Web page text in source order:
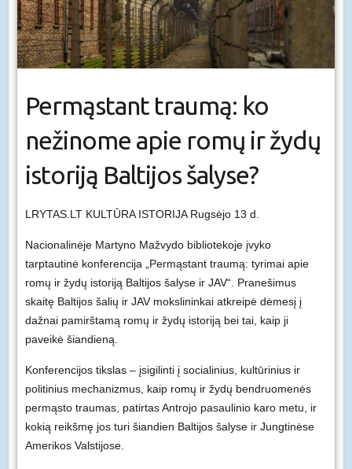
Permąstant traumą: ko
nežinome apie romų ir žydų
istoriją Baltijos šalyse?
LRYTAS.LT KULTŪRA ISTORIJA Rugsėjo 13 d.
Nacionalinėje Martyno Mažvydo bibliotekoje įvyko
tarptautinė konferencija „Permąstant traumą: tyrimai apie
romų ir žydų istoriją Baltijos šalyse ir JAV“. Pranešimus
skaitę Baltijos šalių ir JAV mokslininkai atkreipė dėmesį į
dažnai pamirštamą romų ir žydų istoriją bei tai, kaip ji
paveikė šiandieną.
Konferencijos tikslas – įsigilinti į socialinius, kultūrinius ir
politinius mechanizmus, kaip romų ir žydų bendruomenės
permąsto traumas, patirtas Antrojo pasaulinio karo metu, ir
kokią reikšmę jos turi šiandien Baltijos šalyse ir Jungtinėse
Amerikos Valstijose.